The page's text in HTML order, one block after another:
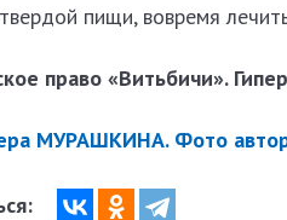
пищи, вовремя
право «Витьбичи».
МУРАШКИНА. Фото